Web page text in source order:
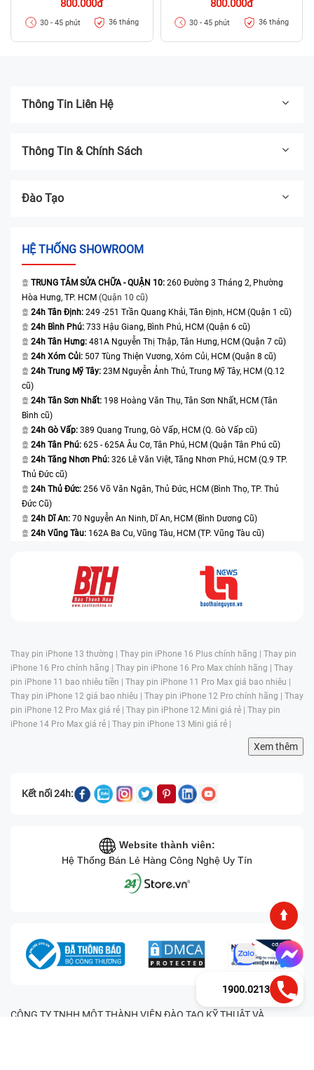
800.000đ
30 - 45 phút 36 tháng
800.000đ
30 - 45 phút 36 tháng
Thông Tin Liên Hệ
Thông Tin & Chính Sách
Đào Tạo
HỆ THỐNG SHOWROOM
TRUNG TÂM SỬA CHỮA - QUẬN 10: 260 Đường 3 Tháng 2, Phường
Hòa Hưng, TP. HCM (Quận 10 cũ)
24h Tân Định: 249 -251 Trần Quang Khải, Tân Định, HCM (Quận 1 cũ)
24h Bình Phú: 733 Hậu Giang, Bình Phú, HCM (Quận 6 cũ)
24h Tân Hưng: 481A Nguyễn Thị Thập, Tân Hưng, HCM (Quận 7 cũ)
24h Xóm Củi: 507 Tùng Thiện Vương, Xóm Củi, HCM (Quận 8 cũ)
24h Trung Mỹ Tây: 23M Nguyễn Ảnh Thủ, Trung Mỹ Tây, HCM (Q.12
cũ)
24h Tân Sơn Nhất: 198 Hoàng Văn Thụ, Tân Sơn Nhất, HCM (Tân
Bình cũ)
24h Gò Vấp: 389 Quang Trung, Gò Vấp, HCM (Q. Gò Vấp cũ)
24h Tân Phú: 625 - 625A Âu Cơ, Tân Phú, HCM (Quận Tân Phú cũ)
24h Tăng Nhơn Phú: 326 Lê Văn Việt, Tăng Nhơn Phú, HCM (Q.9 TP.
Thủ Đức cũ)
24h Thủ Đức: 256 Võ Văn Ngân, Thủ Đức, HCM (Bình Thọ, TP. Thủ
Đức Cũ)
24h Dĩ An: 70 Nguyễn An Ninh, Dĩ An, HCM (Bình Dương Cũ)
24h Vũng Tàu: 162A Ba Cu, Vũng Tàu, HCM (TP. Vũng Tàu cũ)
Thay pin iPhone 13 thường | Thay pin iPhone 16 Plus chính hãng | Thay pin
iPhone 16 Pro chính hãng | Thay pin iPhone 16 Pro Max chính hãng | Thay
pin iPhone 11 bao nhiêu tiền | Thay pin iPhone 11 Pro Max giá bao nhiêu |
Thay pin iPhone 12 giá bao nhiêu | Thay pin iPhone 12 Pro chính hãng | Thay
pin iPhone 12 Pro Max giá rẻ | Thay pin iPhone 12 Mini giá rẻ | Thay pin
iPhone 14 Pro Max giá rẻ | Thay pin iPhone 13 Mini giá rẻ |
Xem thêm
Kết nối 24h:
Website thành viên:
Hệ Thống Bán Lẻ Hàng Công Nghệ Uy Tín
CÔNG TY TNHH MỘT THÀNH VIÊN ĐÀO TẠO KỸ THUẬT VÀ
1900.0213